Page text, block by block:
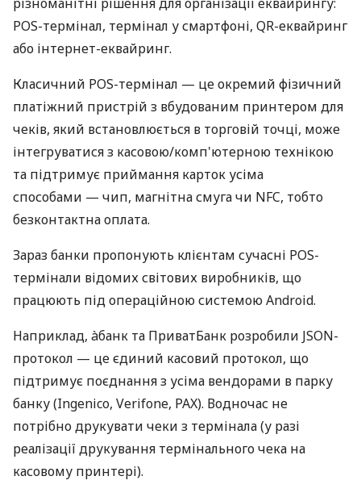
POS-термінал, термінал у смартфоні, QR-еквайринг
або інтернет-еквайринг.
Класичний POS-термінал — це окремий фізичний
платіжний пристрій з вбудованим принтером для
чеків, який встановлюється в торговій точці, може
інтегруватися з касовою/комп'ютерною технікою
та підтримує приймання карток усіма
способами — чип, магнітна смуга чи NFC, тобто
безконтактна оплата.
Зараз банки пропонують клієнтам сучасні POS-
термінали відомих світових виробників, що
працюють під операційною системою Android.
Наприклад, àбанк та ПриватБанк розробили JSON-
протокол — це єдиний касовий протокол, що
підтримує поєднання з усіма вендорами в парку
банку (Ingenico, Verifone, PAX). Водночас не
потрібно друкувати чеки з термінала (у разі
реалізації друкування термінального чека на
касовому принтері).